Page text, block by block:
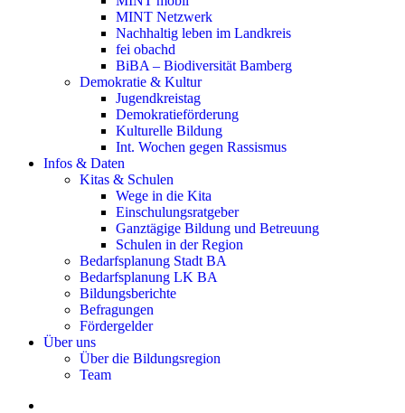
MINT Netzwerk
Nachhaltig leben im Landkreis
fei obachd
BiBA – Biodiversität Bamberg
Demokratie & Kultur
Jugendkreistag
Demokratieförderung
Kulturelle Bildung
Int. Wochen gegen Rassismus
Infos & Daten
Kitas & Schulen
Wege in die Kita
Einschulungsratgeber
Ganztägige Bildung und Betreuung
Schulen in der Region
Bedarfsplanung Stadt BA
Bedarfsplanung LK BA
Bildungsberichte
Befragungen
Förder­gelder
Über uns
Über die Bildungsregion
Team